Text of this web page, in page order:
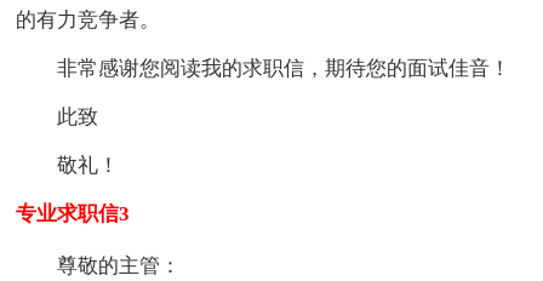
的有力竞争者。
非常感谢您阅读我的求职信，期待您的面试佳音！
此致
敬礼！
专业求职信3
尊敬的主管：